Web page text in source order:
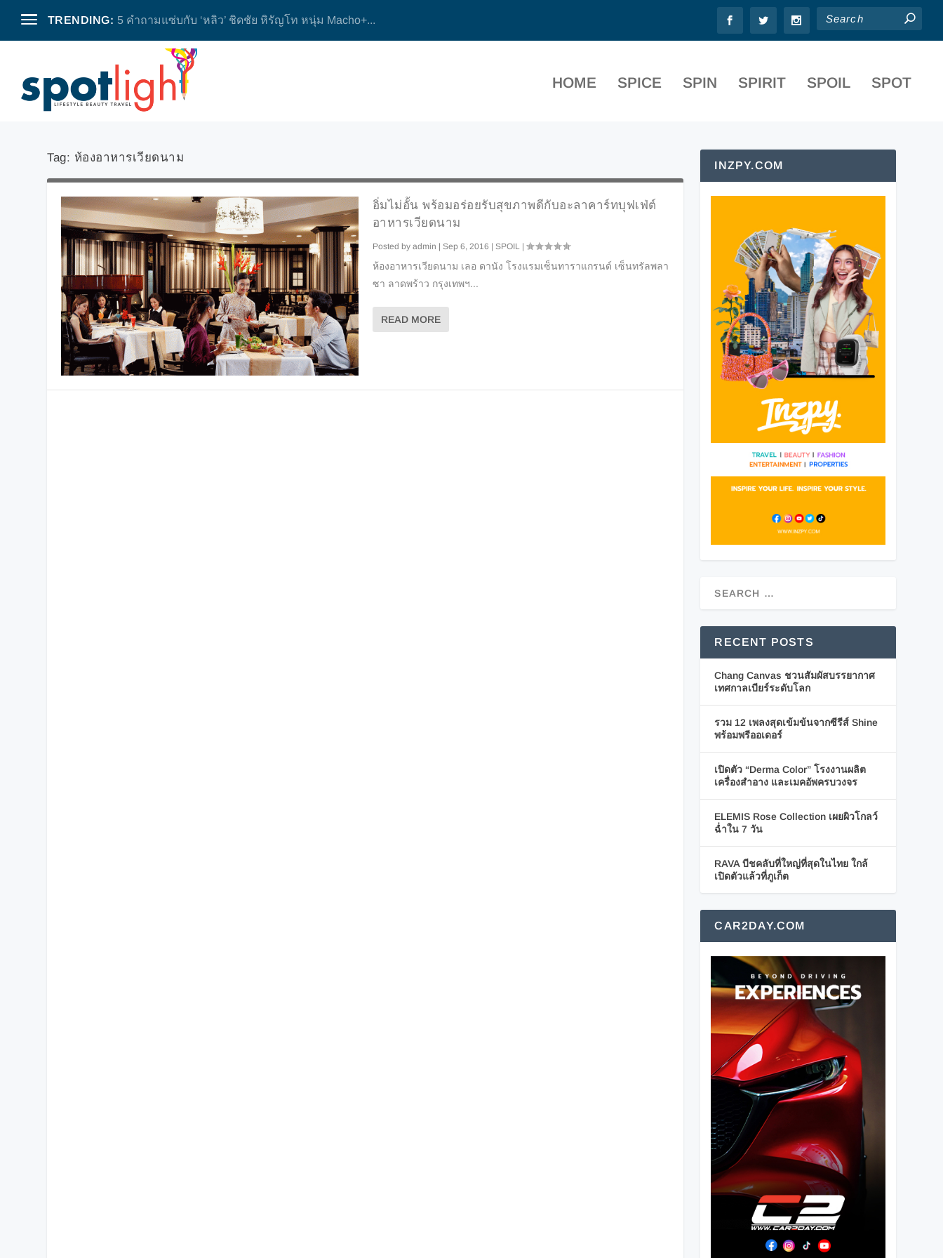
TRENDING: 5 คำถามแซ่บกับ ‘หลิว’ ชิดชัย หิรัญโท หนุ่ม Macho+...
HOME SPICE SPIN SPIRIT SPOIL SPOT
Tag: ห้องอาหารเวียดนาม
อิ่มไม่อั้น พร้อมอร่อยรับสุขภาพดีกับอะลาคาร์ทบุฟเฟ่ต์
อาหารเวียดนาม
Posted by admin | Sep 6, 2016 | SPOIL|
ห้องอาหารเวียดนาม เลอ ดานัง โรงแรมเซ็นทาราแกรนด์ เซ็นทรัลพลา
ซา ลาดพร้าว กรุงเทพฯ...
READ MORE
INZPY.COM
RECENT POSTS
Chang Canvas ชวนสัมผัสบรรยากาศ
เทศกาลเบียร์ระดับโลก
รวม 12 เพลงสุดเข้มข้นจากซีรีส์ Shine
พร้อมพรีออเดอร์
เปิดตัว “Derma Color” โรงงานผลิต
เครื่องสำอาง และเมคอัพครบวงจร
ELEMIS Rose Collection เผยผิวโกลว์
ฉ่ำใน 7 วัน
RAVA บีชคลับที่ใหญ่ที่สุดในไทย ใกล้
เปิดตัวแล้วที่ภูเก็ต
CAR2DAY.COM